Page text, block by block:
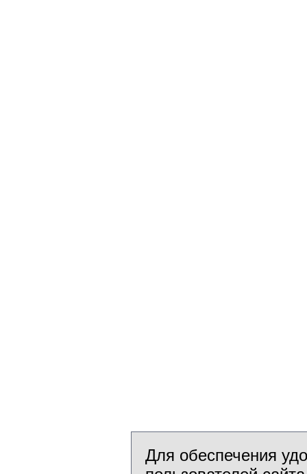
Для обеспечения